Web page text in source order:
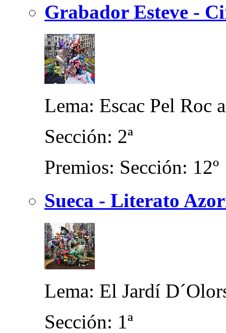
Grabador Esteve -
Lema: Escac Pel Roc
Sección: 2ª
Premios: Sección: 12º
Sueca - Literato
Lema: El Jardí
Sección: 1ª